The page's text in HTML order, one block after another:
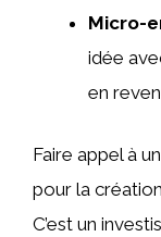
Micro-
idée
en
Faire appel à
pour la
C’est un